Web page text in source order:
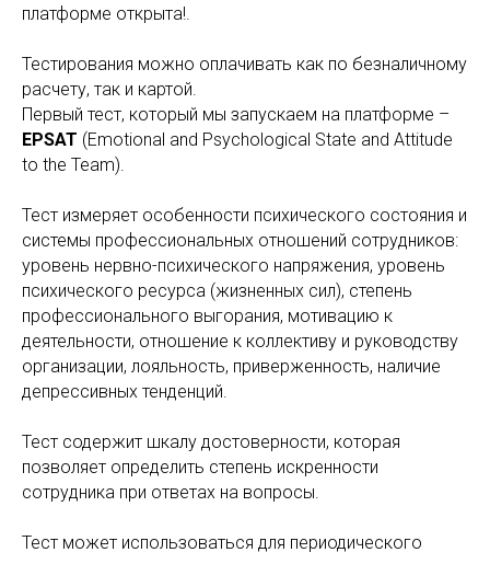
платформе открыта!.
Тестирования можно оплачивать как по безналичному
расчету, так и картой.
Первый тест, который мы запускаем на платформе –
EPSAT (Emotional and Psychological State and Attitude
to the Team).
Тест измеряет особенности психического состояния и
системы профессиональных отношений сотрудников:
уровень нервно-психического напряжения, уровень
психического ресурса (жизненных сил), степень
профессионального выгорания, мотивацию к
деятельности, отношение к коллективу и руководству
организации, лояльность, приверженность, наличие
депрессивных тенденций.
Тест содержит шкалу достоверности, которая
позволяет определить степень искренности
сотрудника при ответах на вопросы.
Тест может использоваться для периодического